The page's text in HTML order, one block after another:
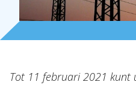
Tot 11 februari 2021 kunt